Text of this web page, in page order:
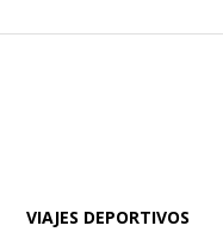
VIAJES DEPORTIVOS